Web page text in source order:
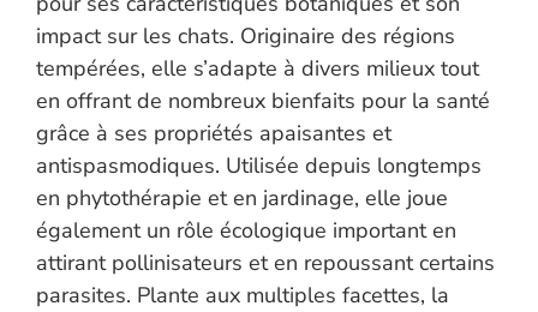
impact sur les chats. Originaire des régions
tempérées, elle s’adapte à divers milieux tout
en offrant de nombreux bienfaits pour la santé
grâce à ses propriétés apaisantes et
antispasmodiques. Utilisée depuis longtemps
en phytothérapie et en jardinage, elle joue
également un rôle écologique important en
attirant pollinisateurs et en repoussant certains
parasites. Plante aux multiples facettes, la